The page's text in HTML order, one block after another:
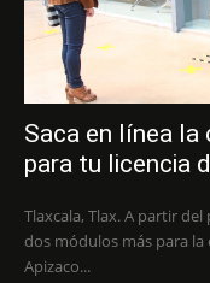
Saca en línea la
para tu licencia
Tlaxcala, Tlax. A partir
dos módulos más para la
Apizaco...